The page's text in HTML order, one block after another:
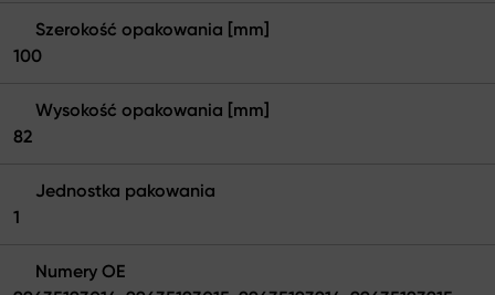
Szerokość opakowania [mm]
100
Wysokość opakowania [mm]
82
Jednostka pakowania
1
Numery OE